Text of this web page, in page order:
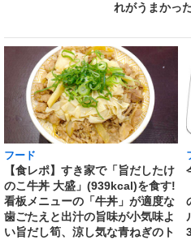
れがうまかっ
フード
【食レポ】すき家で「旨だしたけ
のこ牛丼 大盛」(939kcal)を食す!
看板メニューの「牛丼」が適度な
歯ごたえと出汁の旨味が小気味よ
い旨だし筍、涼し気な青ねぎのト